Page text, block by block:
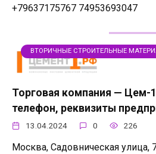
+79637175767 74953693047
ВТОРИЧНЫЕ СТРОИТЕЛЬНЫЕ
Торговая компания — Цем-
телефон, реквизиты
13.04.2024 0 226
Москва, Садовническая улица,